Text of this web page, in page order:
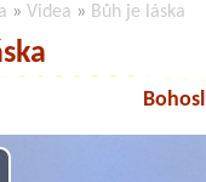
» Videa » Bůh je láska